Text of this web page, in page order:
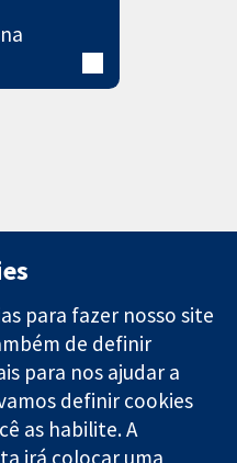
Contato
Notícias
Assessoria de
imprensa
Sobre nós
para fazer nosso site
de definir
para nos ajudar a
definir cookies
as habilite. A
irá colocar uma